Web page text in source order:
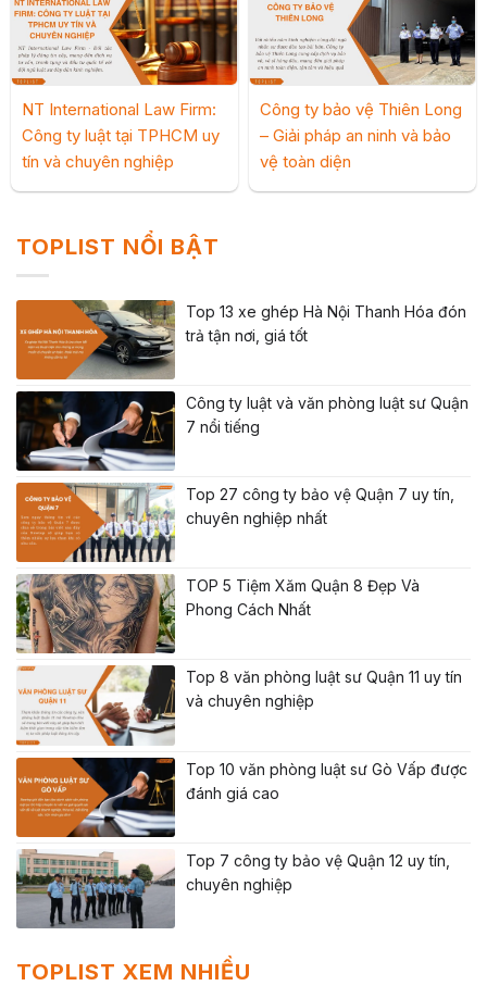
TOPLIST NỔI BẬT
Top 13 xe ghép Hà Nội Thanh Hóa đón
trả tận nơi, giá tốt
Công ty luật và văn phòng luật sư Quận
7 nổi tiếng
Top 27 công ty bảo vệ Quận 7 uy tín,
chuyên nghiệp nhất
TOP 5 Tiệm Xăm Quận 8 Đẹp Và
Phong Cách Nhất
Top 8 văn phòng luật sư Quận 11 uy tín
và chuyên nghiệp
Top 10 văn phòng luật sư Gò Vấp được
đánh giá cao
Top 7 công ty bảo vệ Quận 12 uy tín,
chuyên nghiệp
TOPLIST XEM NHIỀU
NT International Law Firm:
Công ty luật tại TPHCM uy
tín và chuyên nghiệp
Công ty bảo vệ Thiên Long
– Giải pháp an ninh và bảo
vệ toàn diện